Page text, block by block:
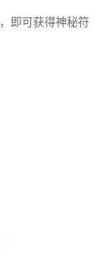
即可获得神秘符